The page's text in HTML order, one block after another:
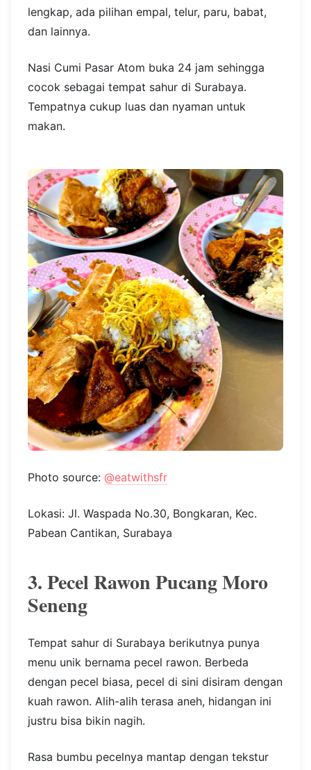
lengkap, ada pilihan empal, telur, paru, babat,
dan lainnya.
Nasi Cumi Pasar Atom buka 24 jam sehingga
cocok sebagai tempat sahur di Surabaya.
Tempatnya cukup luas dan nyaman untuk
makan.
Photo source: @eatwithsfr
Lokasi: Jl. Waspada No.30, Bongkaran, Kec.
Pabean Cantikan, Surabaya
3. Pecel Rawon Pucang Moro
Seneng
Tempat sahur di Surabaya berikutnya punya
menu unik bernama pecel rawon. Berbeda
dengan pecel biasa, pecel di sini disiram dengan
kuah rawon. Alih-alih terasa aneh, hidangan ini
justru bisa bikin nagih.
Rasa bumbu pecelnya mantap dengan tekstur